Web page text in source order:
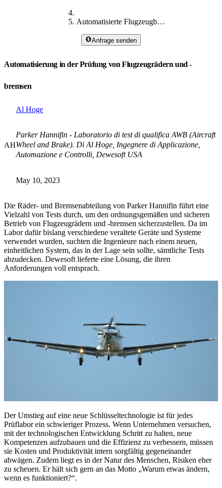
Automatisierte Flugzeugbremsen-Tests
Anfrage senden
Automatisierung in der Prüfung von Flugzeugrädern und -
bremsen
AH
Al Hoge
Parker Hannifin - Laboratorio di test di qualifica AWB (Aircraft
Wheel and Brake). Di Al Hoge, Ingegnere di Applicazione,
Automazione e Controlli, Dewesoft USA
May 10, 2023
Die Räder- und Bremsenabteilung von Parker Hannifin führt eine
Vielzahl von Tests durch, um den ordnungsgemäßen und sicheren
Betrieb von Flugzeugrädern und -bremsen sicherzustellen. Da im
Labor dafür bislang verschiedene veraltete Geräte und Systeme
verwendet wurden, suchten die Ingenieure nach einem neuen,
einheitlichen System, das in der Lage sein sollte, sämtliche Tests
abzudecken. Dewesoft lieferte eine Lösung, die ihren
Anforderungen voll entsprach.
Der Umstieg auf eine neue Schlüsseltechnologie ist für jedes
Prüflabor ein schwieriger Prozess. Wenn Unternehmen versuchen,
mit der technologischen Entwicklung Schritt zu halten, neue
Kompetenzen aufzubauen und die Effizienz zu verbessern, müssen
sie Kosten und Produktivität intern sorgfältig gegeneinander
abwägen. Zudem liegt es in der Natur des Menschen, Risiken eher
zu scheuen. Er hält sich gern an das Motto „Warum etwas ändern,
wenn es funktioniert?“.